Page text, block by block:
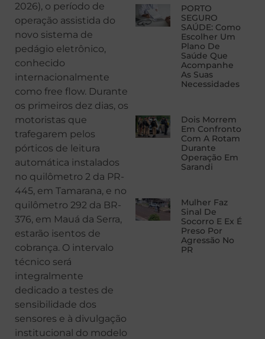
2026), o período de
operação assistida do
novo sistema de
pedágio eletrônico,
conhecido
internacionalmente
como free flow. Durante
os primeiros dez dias, os
motoristas que
trafegarem pelos
pórticos de leitura
automática instalados
no quilômetro 2 da PR-
445, em Tamarana, e no
quilômetro 292 da BR-
376, em Mauá da Serra,
estarão isentos de
cobrança. O intervalo
técnico será
integralmente
dedicado a testes de
sensibilidade dos
sensores e à divulgação
institucional do modelo
PORTO
SEGURO
SAÚDE: Como
Escolher Um
Plano De
Saúde Que
Acompanhe
As Suas
Necessidades
Dois Morrem
Em Confronto
Com A Rotam
Durante
Operação Em
Sarandi
Mulher Faz
Sinal De
Socorro E Ex É
Preso Por
Agressão No
PR